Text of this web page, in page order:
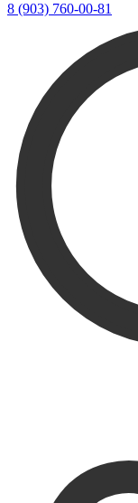
8 (903) 760-00-81